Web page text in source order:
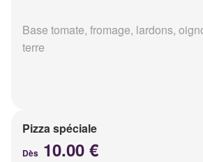
Base tomate, fromage, lardons,
terre
Pizza spéciale
Dès 10.00 €